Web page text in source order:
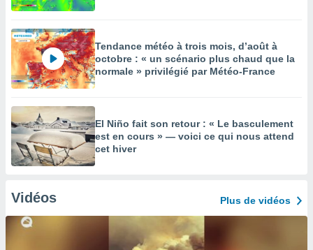
Tendance météo à trois mois, d’août à
octobre : « un scénario plus chaud que la
normale » privilégié par Météo-France
El Niño fait son retour : « Le basculement
est en cours » — voici ce qui nous attend
cet hiver
Vidéos Plus de vidéos